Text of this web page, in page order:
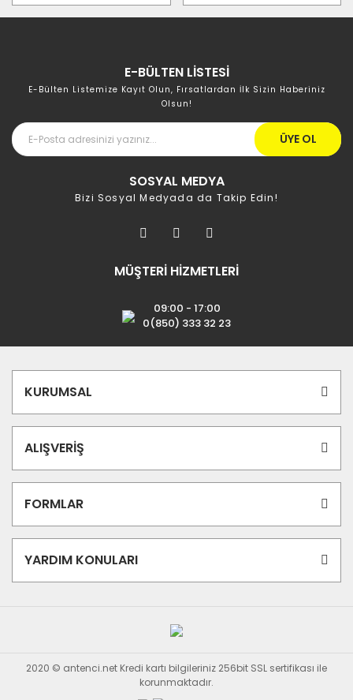
E-BÜLTEN LİSTESİ
E-Bülten Listemize Kayıt Olun, Fırsatlardan İlk Sizin Haberiniz
Olsun!
ÜYE OL
SOSYAL MEDYA
Bizi Sosyal Medyada da Takip Edin!
MÜŞTERİ HİZMETLERİ
09:00 - 17:00
0(850) 333 32 23
KURUMSAL
ALIŞVERİŞ
FORMLAR
YARDIM KONULARI
2020 © antenci.net Kredi kartı bilgileriniz 256bit SSL sertifikası ile
korunmaktadır.